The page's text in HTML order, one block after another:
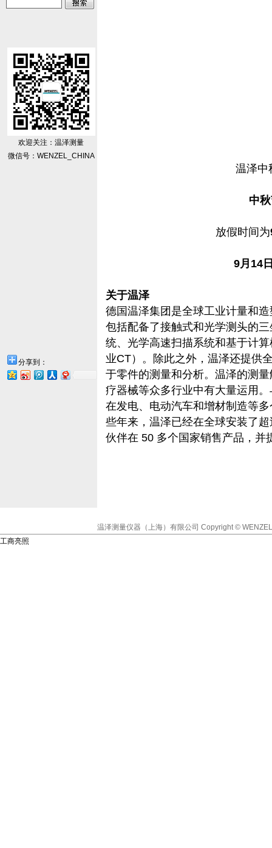
欢迎关注：温泽测量
微信号：WENZEL_CHINA
分享到：
温泽中
中
放假时间为
9月14
关于温泽
德国温泽集团是全球工业计量和
包括配备了接触式和光学测头的
统、光学高速扫描系统和基于计
业CT）。除此之外，温泽还提供
于零件的测量和分析。温泽的测
疗器械等众多行业中有大量运用
在发电、电动汽车和增材制造等
些年来，温泽已经在全球安装了
伙伴在 50 多个国家销售产品，并
温泽测量仪器（上海）有限公司 Copyright ©
工商亮照